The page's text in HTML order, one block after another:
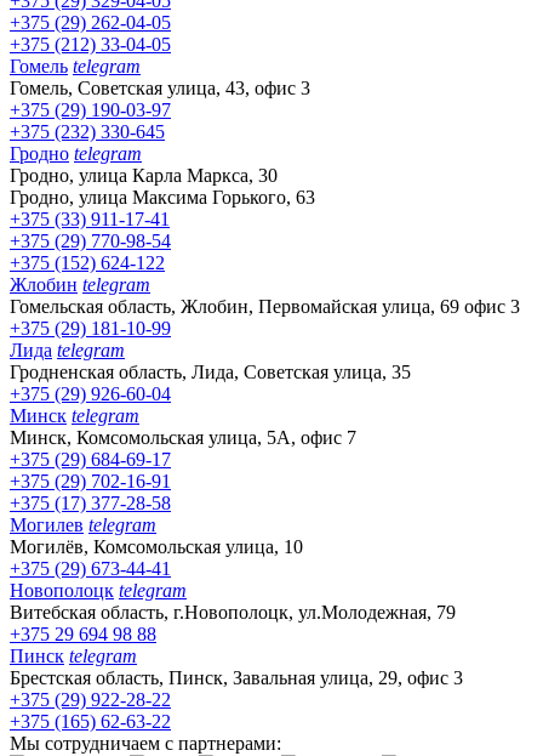
+375 (29) 262-04-05
+375 (212) 33-04-05
Гомель telegram
Гомель, Советская улица, 43, офис 3
+375 (29) 190-03-97
+375 (232) 330-645
Гродно telegram
Гродно, улица Карла Маркса, 30
Гродно, улица Максима Горького, 63
+375 (33) 911-17-41
+375 (29) 770-98-54
+375 (152) 624-122
Жлобин telegram
Гомельская область, Жлобин, Первомайская улица, 69 офис 3
+375 (29) 181-10-99
Лида telegram
Гродненская область, Лида, Советская улица, 35
+375 (29) 926-60-04
Минск telegram
Минск, Комсомольская улица, 5А, офис 7
+375 (29) 684-69-17
+375 (29) 702-16-91
+375 (17) 377-28-58
Могилев telegram
Могилёв, Комсомольская улица, 10
+375 (29) 673-44-41
Новополоцк telegram
Витебская область, г.Новополоцк, ул.Молодежная, 79
+375 29 694 98 88
Пинск telegram
Брестская область, Пинск, Завальная улица, 29, офис 3
+375 (29) 922-28-22
+375 (165) 62-63-22
Мы сотрудничаем с партнерами: